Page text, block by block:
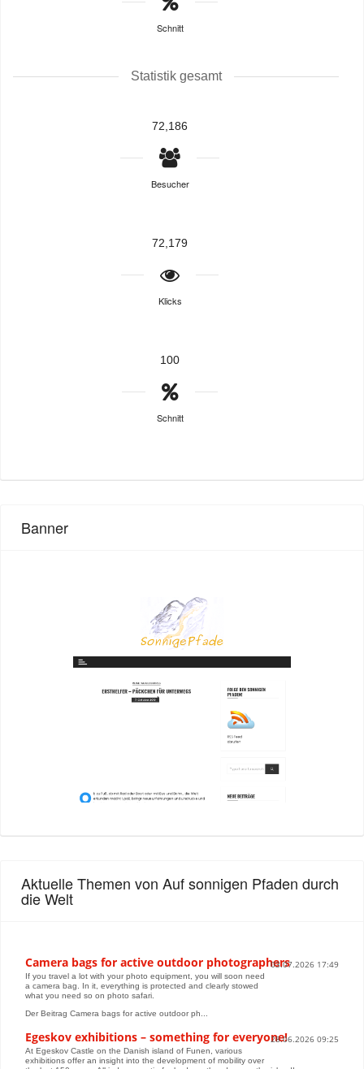
Schnitt
Statistik gesamt
72,186
Besucher
72,179
Klicks
100
Schnitt
Banner
Aktuelle Themen von Auf sonnigen Pfaden durch
die Welt
Camera bags for active outdoor photographers03.07.2026 17:49
If you travel a lot with your photo equipment, you will soon need
a camera bag. In it, everything is protected and clearly stowed
what you need so on photo safari.
Der Beitrag Camera bags for active outdoor ph...
Egeskov exhibitions – something for everyone!28.06.2026 09:25
At Egeskov Castle on the Danish island of Funen, various
exhibitions offer an insight into the development of mobility over